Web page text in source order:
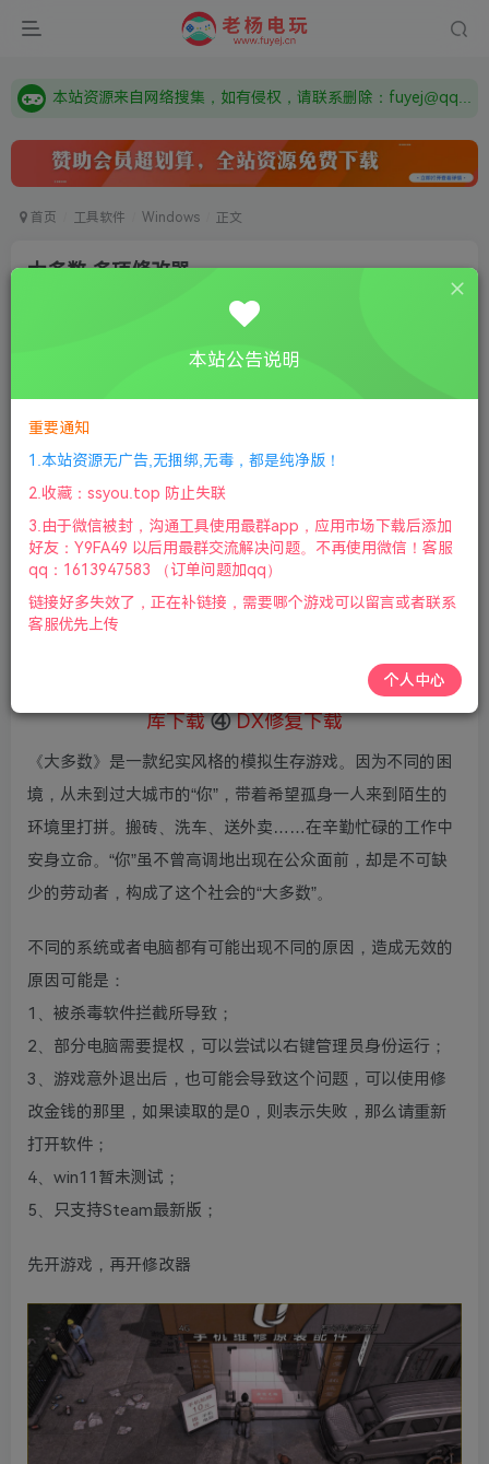
由于微信被封，沟通工具使用最群app，应用市场下载后添加好友：Y9FA49 以后用最群交流解决问题。不再使用微信！
本站资源来自网络搜集，如有侵权，请联系删除：fuyej@qq.com 附上证书和内容链接
需要什么游戏请联系客服，若链接失效请联系客服，百度网盘边上的激活码也是解压密码
首页 工具软件 Windows 正文
大多数 多项修改器
大多数 多项修改器
此内容为付费资源，请付费后查看
20
赞助会员 免费
付费资源
③ 游戏运行
库下载 ④ DX修复下载
《大多数》是一款纪实风格的模拟生存游戏。因为不同的困
境，从未到过大城市的“你”，带着希望孤身一人来到陌生的
环境里打拼。搬砖、洗车、送外卖……在辛勤忙碌的工作中
安身立命。“你”虽不曾高调地出现在公众面前，却是不可缺
少的劳动者，构成了这个社会的“大多数”。
不同的系统或者电脑都有可能出现不同的原因，造成无效的
原因可能是：
1、被杀毒软件拦截所导致；
2、部分电脑需要提权，可以尝试以右键管理员身份运行；
3、游戏意外退出后，也可能会导致这个问题，可以使用修
改金钱的那里，如果读取的是0，则表示失败，那么请重新
打开软件；
4、win11暂未测试；
5、只支持Steam最新版；
先开游戏，再开修改器
本站公告说明
重要通知
1.本站资源无广告,无捆绑,无毒，都是纯净版！
2.收藏：ssyou.top 防止失联
3.由于微信被封，沟通工具使用最群app，应用市场下载后添加
好友：Y9FA49 以后用最群交流解决问题。不再使用微信！客服
qq：1613947583 （订单问题加qq）
链接好多失效了，正在补链接，需要哪个游戏可以留言或者联系
客服优先上传
个人中心